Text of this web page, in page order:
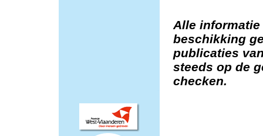
Alle
beschikking
publicaties
steeds op de
checken.